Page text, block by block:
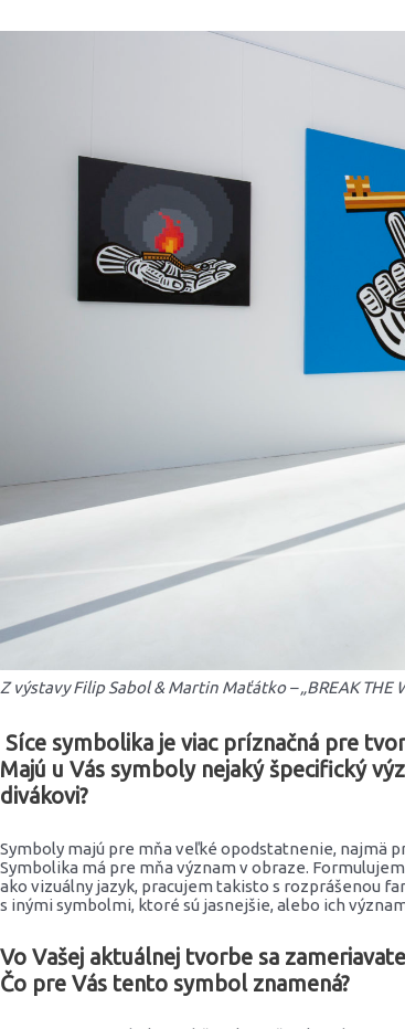
Z výstavy Filip Sabol & Martin Maťátko – „BREAK
Síce symbolika je viac príznačná pre
Majú u Vás symboly nejaký špecifický
divákovi?
Symboly majú pre mňa veľké opodstatnenie, najmä
Symbolika má pre mňa význam v obraze.
ako vizuálny jazyk, pracujem takisto s rozprášenou
s inými symbolmi, ktoré sú jasnejšie, alebo ich
Vo Vašej aktuálnej tvorbe sa
Čo pre Vás tento symbol znamená?